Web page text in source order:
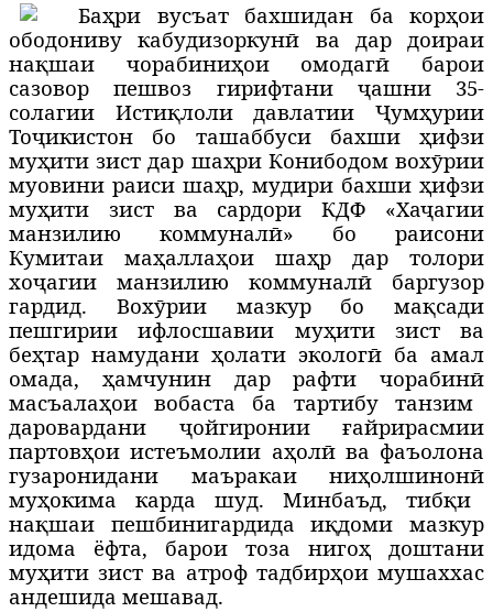
Баҳри вусъат бахшидан ба корҳои
ободониву кабудизоркунӣ ва дар доираи
нақшаи чорабиниҳои омодагӣ барои
сазовор пешвоз гирифтани ҷашни 35-
солагии Истиқлоли давлатииҶумҳурии
Тоҷикистон бо ташаббуси бахши ҳифзи
муҳити зист дар шаҳри Конибодом вохӯрии
муовини раиси шаҳр, мудири бахши ҳифзи
муҳити зист ва сардори КДФ «Хаҷагии
манзилию коммуналӣ» бо раисони
Кумитаи маҳаллаҳои шаҳр дар толори
хоҷагии манзилию коммуналӣ баргузор
гардид. Вохӯрии мазкур бо мақсади
пешгирии ифлосшавии муҳити зист ва
беҳтар намудани ҳолати экологӣ ба амал
омада, ҳамчунин дар рафти чорабинӣ
масъалаҳои вобаста ба тартибу танзим
даровардани ҷойгиронии ғайрирасмии
партовҳои истеъмолии аҳолӣва фаъолона
гузаронидани маъракаи ниҳолшинонӣ
муҳокима карда шуд. Минбаъд, тибқи
нақшаи пешбинигардида иқдоми мазкур
идома ёфта, барои тоза нигоҳ доштани
муҳити зист ва атроф тадбирҳои мушаххас
андешида мешавад.